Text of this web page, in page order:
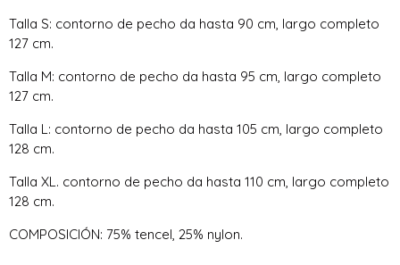
Talla S: contorno de pecho da hasta 90 cm, largo completo
127 cm.
Talla M: contorno de pecho da hasta 95 cm, largo completo
127 cm.
Talla L: contorno de pecho da hasta 105 cm, largo completo
128 cm.
Talla XL. contorno de pecho da hasta 110 cm, largo completo
128 cm.
COMPOSICIÓN: 75% tencel, 25% nylon.